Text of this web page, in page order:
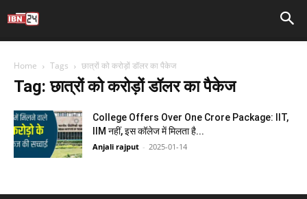
Home Tags छात्रों को करोड़ों डॉलर का पैकेज
Tag: छात्रों को करोड़ों डॉलर का पैकेज
College Offers Over One Crore Package: IIT,
IIM नहीं, इस कॉलेज में मिलता है...
Anjali rajput - 2025-01-14